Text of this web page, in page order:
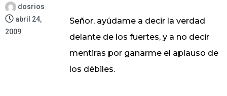
dosrios
abril 24,
2009
Señor, ayúdame a decir la verdad
delante de los fuertes, y a no decir
mentiras por ganarme el aplauso de
los débiles.